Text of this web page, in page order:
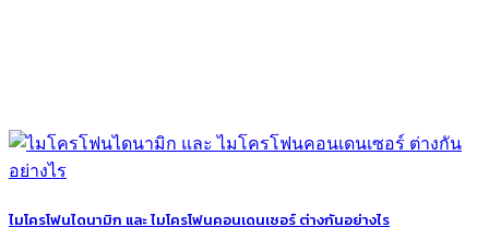
ไมโครโฟนไดนามิก และ ไมโครโฟนคอนเดนเซอร์ ต่างกันอย่างไร